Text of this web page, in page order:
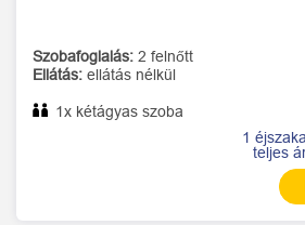
Szobafoglalás: 2 felnőtt
Ellátás: ellátás nélkül
1x kétágyas szoba
1 éjszaka
teljes